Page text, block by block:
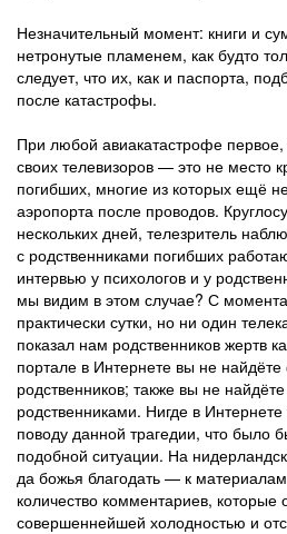
Незначительный момент: книги и
нетронутые пламенем, как будто
следует, что их, как и паспорта,
после катастрофы.
При любой авиакатастрофе
своих телевизоров — это не место
погибших, многие из которых ещё
аэропорта после проводов.
нескольких дней, телезритель
с родственниками погибших
интервью у психологов и у
мы видим в этом случае? С
практически сутки, но ни один
показал нам родственников жертв
портале в Интернете вы не
родственников; также вы не
родственниками. Нигде в
поводу данной трагедии, что было
подобной ситуации. На
да божья благодать — к
количество комментариев, которые
совершеннейшей холодностью и